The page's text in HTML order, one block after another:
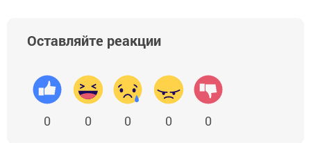
Оставляйте реакции
0 0 0 0 0